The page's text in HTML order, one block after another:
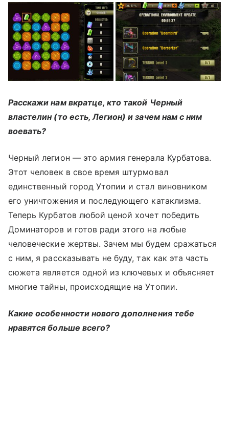
Расскажи нам вкратце, кто такой Черный
властелин (то есть, Легион) и зачем нам с ним
воевать?
Черный легион — это армия генерала Курбатова.
Этот человек в свое время штурмовал
единственный город Утопии и стал виновником
его уничтожения и последующего катаклизма.
Теперь Курбатов любой ценой хочет победить
Доминаторов и готов ради этого на любые
человеческие жертвы. Зачем мы будем сражаться
с ним, я рассказывать не буду, так как эта часть
сюжета является одной из ключевых и объясняет
многие тайны, происходящие на Утопии.
Какие особенности нового дополнения тебе
нравятся больше всего?